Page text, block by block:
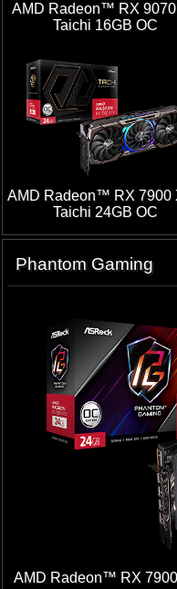
AMD Radeon™ RX
Taichi 16GB OC
AMD Radeon™ RX 7900
Taichi 24GB OC
Phantom Gaming
AMD Radeon™ RX